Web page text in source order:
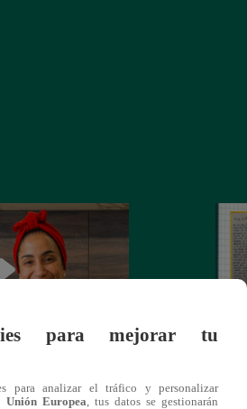
para mejorar tu
para analizar el tráfico y personalizar
Unión Europea , tus datos se gestionarán